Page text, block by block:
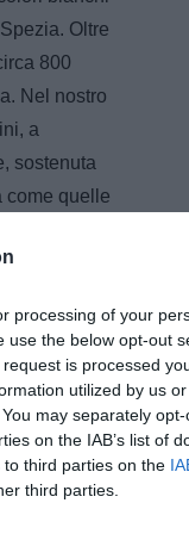
processing of your
use the below opt-out
is processed
utilized by us
may separately
on the IAB’s list of
third parties on the
third parties.
Oltre
800
Nel nostro
a
sostenuta
come quelle